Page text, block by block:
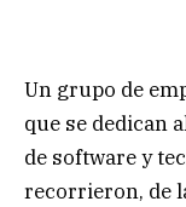
Un grupo de
que se dedican
de software y
recorrieron, de